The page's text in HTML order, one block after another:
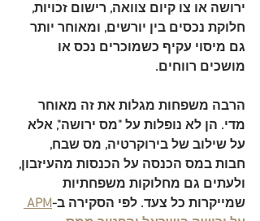
ירושה או צו קיום צוואה, רישום זכויות,
חלוקת נכסים בין יורשים, ומאוחר יותר
גם מיסוי עקיף כשמוכרים נכס או
מושכים רווחים.
הרבה משפחות מגלות את זה מאוחר
מדי. הן לא נופלות על "מס ירושה", אלא
על שילוב של בירוקרטיה, מס שבח,
חבות במס הכנסה על הכנסות מהעיזבון,
ולעתים גם מחלוקות משפחתיות
שמייקרות כל צעד. לפי הסקירה ב-
APM